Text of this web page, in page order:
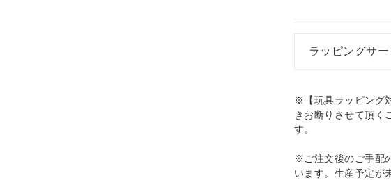
ラッピングサ
※【玩具ラッピング
きお断りさせて頂く
す。
※ご注文後のご手配
います。生産予定が